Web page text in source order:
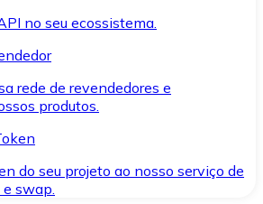
no seu ecossistema.
rede de revendedores e
produtos.
do seu projeto ao nosso serviço de
swap.